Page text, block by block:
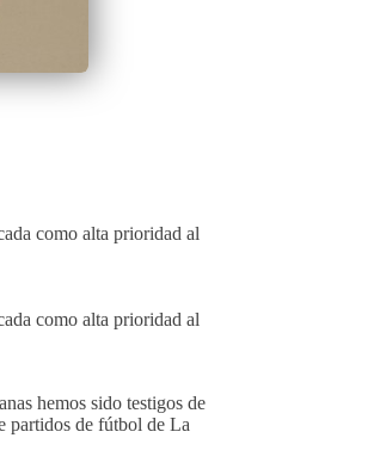
como alta prioridad al
como alta prioridad al
hemos sido testigos de
partidos de fútbol de La